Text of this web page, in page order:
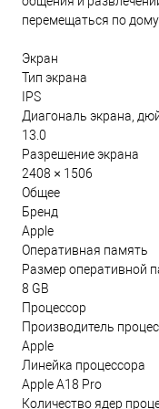
перемещаться по дому.
Экран
Тип экрана
IPS
Диагональ экрана,
13.0
Разрешение экрана
2408 × 1506
Общее
Бренд
Apple
Оперативная память
Размер оперативной
8 GB
Процессор
Производитель
Apple
Линейка процессора
Apple A18 Pro
Количество ядер